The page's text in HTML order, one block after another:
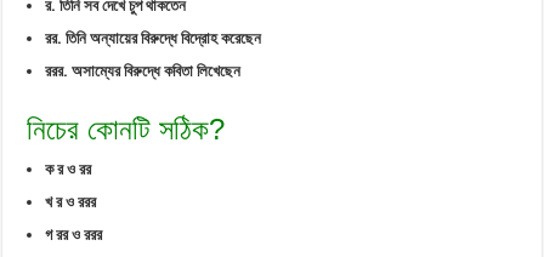
র. তিনি সব দেখে চুপ থাকতেন
রর. তিনি অন্যায়ের বিরুদ্ধে বিদ্রোহ করেছেন
ররর. অসাম্যের বিরুদ্ধে কবিতা লিখেছেন
নিচের কোনটি সঠিক?
ক র ও রর
খ র ও ররর
গ রর ও ররর